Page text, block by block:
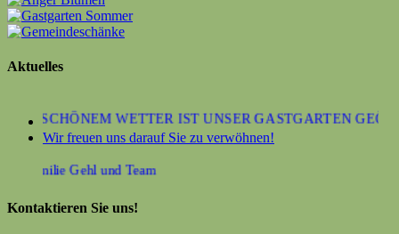
Aktuelles
SCHÖNEM WETTER IST UNSER GASTGARTEN
Wir freuen uns darauf Sie zu verwöhnen!
Familie Gehl und Team
Kontaktieren Sie uns!